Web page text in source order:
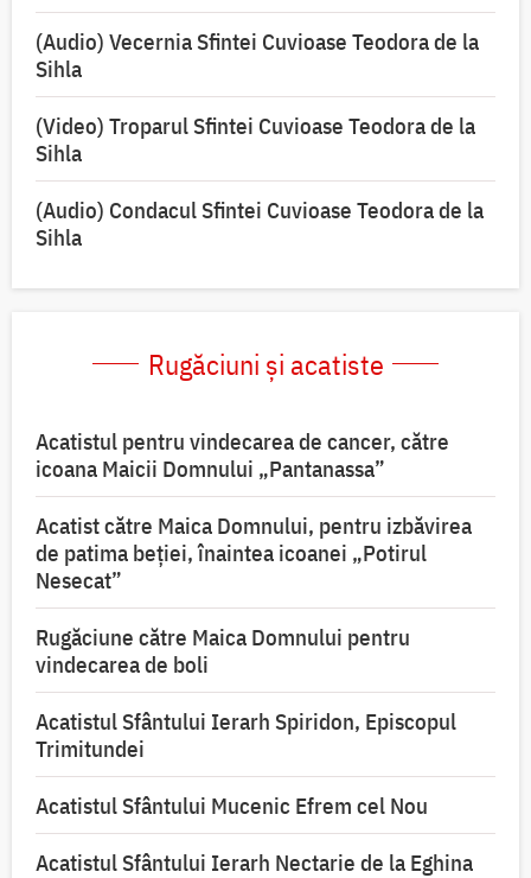
(Audio) Vecernia Sfintei Cuvioase Teodora de la
Sihla
(Video) Troparul Sfintei Cuvioase Teodora de la
Sihla
(Audio) Condacul Sfintei Cuvioase Teodora de la
Sihla
Rugăciuni și acatiste
Acatistul pentru vindecarea de cancer, către
icoana Maicii Domnului „Pantanassa”
Acatist către Maica Domnului, pentru izbăvirea
de patima beției, înaintea icoanei „Potirul
Nesecat”
Rugăciune către Maica Domnului pentru
vindecarea de boli
Acatistul Sfântului Ierarh Spiridon, Episcopul
Trimitundei
Acatistul Sfântului Mucenic Efrem cel Nou
Acatistul Sfântului Ierarh Nectarie de la Eghina